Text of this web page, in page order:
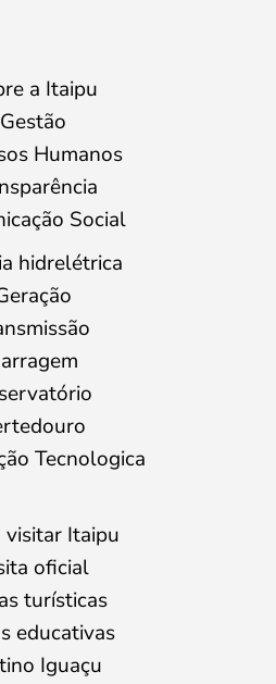
a Itaipu
Gestão
Humanos
Social
hidrelétrica
Tecnologica
visitar Itaipu
oficial
turísticas
educativas
Iguaçu